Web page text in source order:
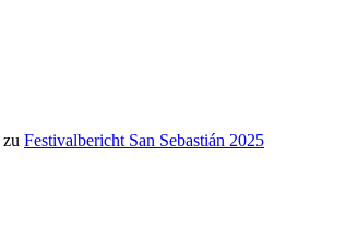
zu Festivalbericht San Sebastián 2025